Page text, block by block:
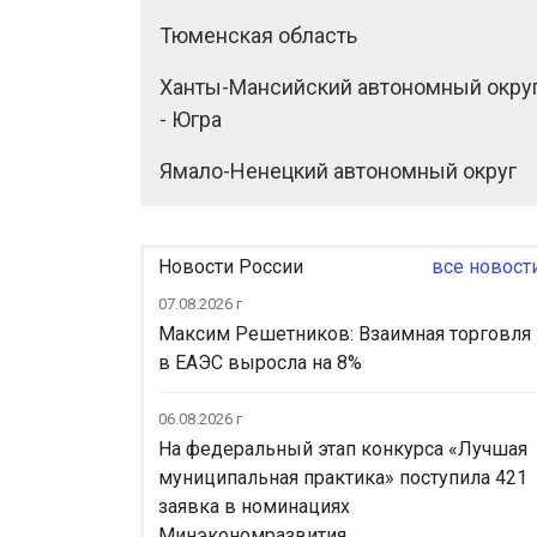
Тюменская область
Ханты-Мансийский автономный
- Югра
Ямало-Ненецкий автономный округ
Новости России все
07.08.2026 г
Максим Решетников: Взаимная торговля
в ЕАЭС выросла на 8%
06.08.2026 г
На федеральный этап конкурса «Лучшая
муниципальная практика» поступила 421
заявка в номинациях